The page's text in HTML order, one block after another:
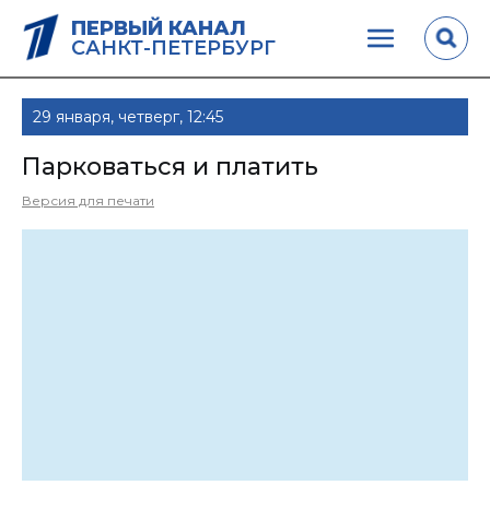
ПЕРВЫЙ КАНАЛ
САНКТ-ПЕТЕРБУРГ
29 января, четверг, 12:45
Парковаться и платить
Версия для печати